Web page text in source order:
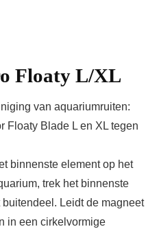
Floaty L/XL
van aquariumruiten:
Floaty Blade L en XL tegen
binnenste element op het
trek het binnenste
Leidt de magneet
in een cirkelvormige